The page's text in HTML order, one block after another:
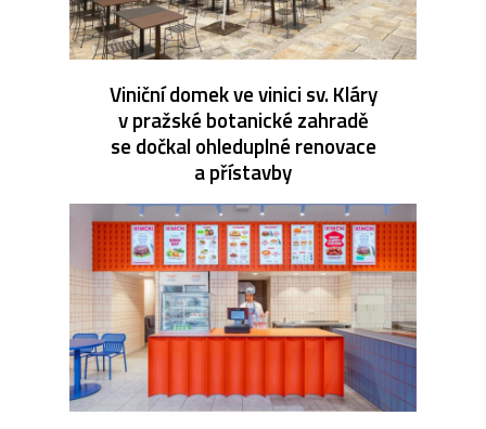
Viniční domek ve vinici sv. Kláry
v pražské botanické zahradě
se dočkal ohleduplné renovace
a přístavby